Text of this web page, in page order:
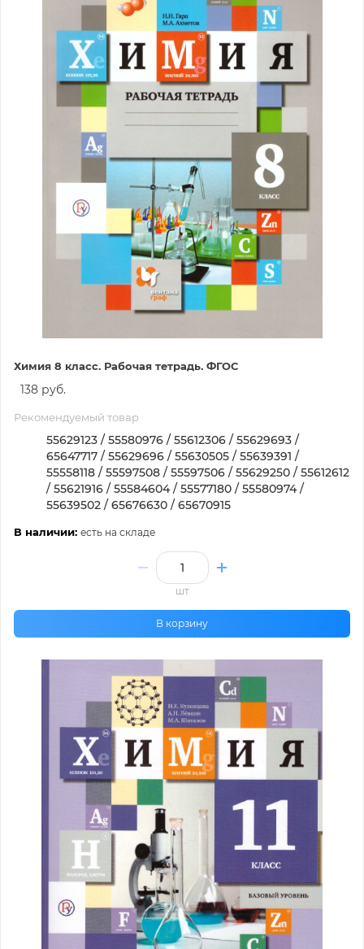
Химия 8 класс. Рабочая тетрадь. ФГОС
138 руб.
Рекомендуемый товар
55629123 / 55580976 / 55612306 / 55629693 /
65647717 / 55629696 / 55630505 / 55639391 /
55558118 / 55597508 / 55597506 / 55629250 / 55612612
/ 55621916 / 55584604 / 55577180 / 55580974 /
55639502 / 65676630 / 65670915
В наличии: есть на складе
шт
В корзину